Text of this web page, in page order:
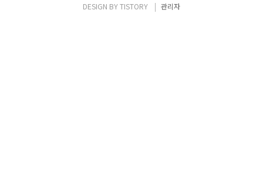
DESIGN BYTISTORY 관리자